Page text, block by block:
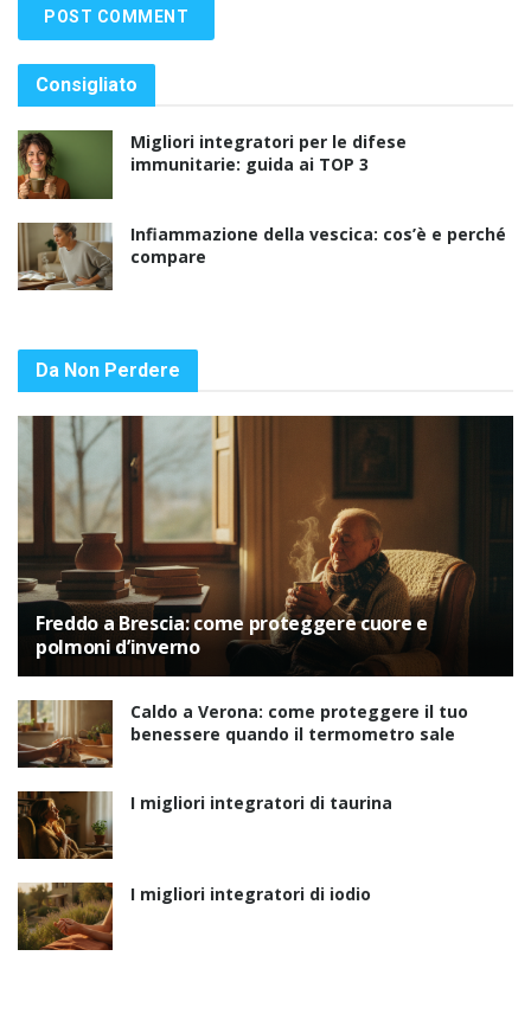
Consigliato
Migliori integratori per le difese
immunitarie: guida ai TOP 3
Infiammazione della vescica: cos’è e perché
compare
Da Non Perdere
Freddo a Brescia: come proteggere cuore e
polmoni d’inverno
Caldo a Verona: come proteggere il tuo
benessere quando il termometro sale
I migliori integratori di taurina
I migliori integratori di iodio